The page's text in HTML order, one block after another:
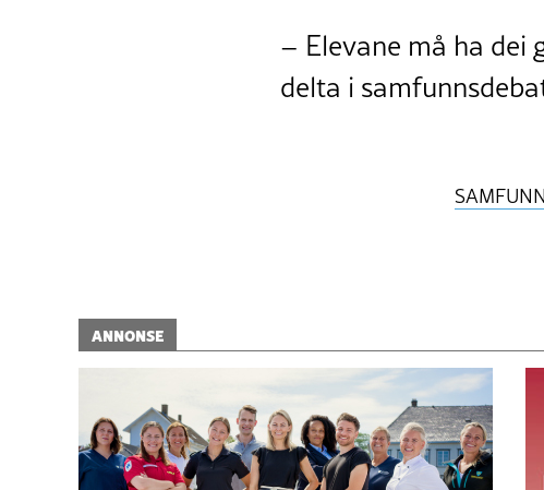
– Elevane må ha dei
delta i
SAMFUNN
ANNONSE